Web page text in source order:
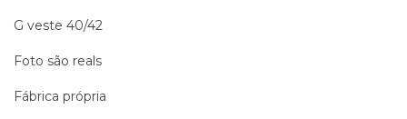
G veste 40/42
Foto são reals
Fábrica própria